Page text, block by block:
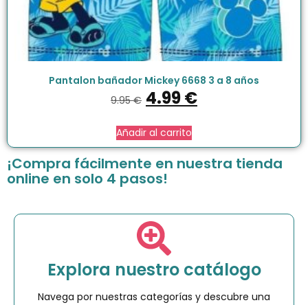
Pantalon bañador Mickey 6668 3 a 8 años
9.95€ 4.99€
Añadir al carrito
¡Compra fácilmente en nuestra tienda
online en solo 4 pasos!
Explora nuestro catálogo
Navega por nuestras categorías y descubre una